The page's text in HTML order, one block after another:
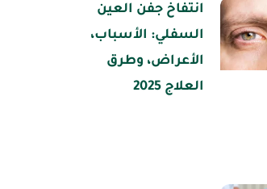
انتفاخ جفن العين
السفلي: الأسباب،
الأعراض، وطرق
العلاج 2025